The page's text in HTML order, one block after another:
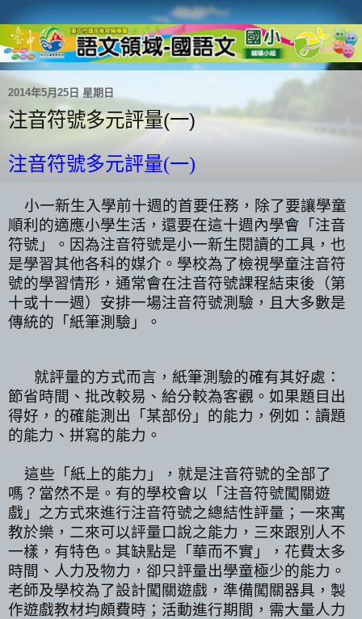
2014年5月25日 星期日
注音符號多元評量(一)
注音符號多元評量(一)
小一新生入學前十週的首要任務，除了要讓學童
順利的適應小學生活，還要在這十週內學會「注音
符號」。因為注音符號是小一新生閱讀的工具，也
是學習其他各科的媒介。學校為了檢視學童注音符
號的學習情形，通常會在注音符號課程結束後（第
十或十一週）安排一場注音符號測驗，且大多數是
傳統的「紙筆測驗」。
就評量的方式而言，紙筆測驗的確有其好處：
節省時間、批改較易、給分較為客觀。如果題目出
得好，的確能測出「某部份」的能力，例如：讀題
的能力、拼寫的能力。
這些「紙上的能力」，就是注音符號的全部了
嗎？當然不是。有的學校會以「注音符號闖關遊
戲」之方式來進行注音符號之總結性評量；一來寓
教於樂，二來可以評量口說之能力，三來跟別人不
一樣，有特色。其缺點是「華而不實」，花費太多
時間、人力及物力，卻只評量出學童極少的能力。
老師及學校為了設計闖關遊戲，準備闖關器具，製
作遊戲教材均頗費時；活動進行期間，需大量人力